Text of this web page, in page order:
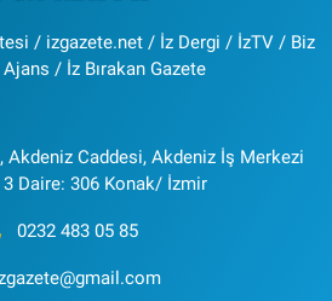
/ izgazete.net / İz Dergi / İzTV / Biz
/ İz Bırakan Gazete
Akdeniz Caddesi, Akdeniz İş Merkezi
3 Daire: 306 Konak/ İzmir
0232 483 05 85